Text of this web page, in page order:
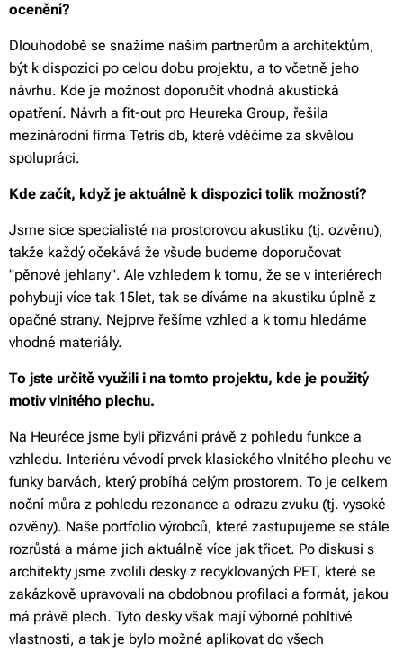
ocenění?
Dlouhodobě se snažíme našim partnerům a architektům,
být k dispozici po celou dobu projektu, a to včetně jeho
návrhu. Kde je možnost doporučit vhodná akustická
opatření. Návrh a fit-out pro Heureka Group, řešila
mezinárodní firma Tetris db, které vděčíme za skvělou
spolupráci.
Kde začít, když je aktuálně k dispozici tolik možností?
Jsme sice specialisté na prostorovou akustiku (tj. ozvěnu),
takže každý očekává že všude budeme doporučovat
"pěnové jehlany". Ale vzhledem k tomu, že se v interiérech
pohybuji více tak 15let, tak se díváme na akustiku úplně z
opačné strany. Nejprve řešíme vzhled a k tomu hledáme
vhodné materiály.
To jste určitě využili i na tomto projektu, kde je použitý
motiv vlnitého plechu.
Na Heuréce jsme byli přizváni právě z pohledu funkce a
vzhledu. Interiéru vévodí prvek klasického vlnitého plechu ve
funky barvách, který probíhá celým prostorem. To je celkem
noční můra z pohledu rezonance a odrazu zvuku (tj. vysoké
ozvěny). Naše portfolio výrobců, které zastupujeme se stále
rozrůstá a máme jich aktuálně více jak třicet. Po diskusi s
architekty jsme zvolili desky z recyklovaných PET, které se
zakázkově upravovali na obdobnou profilaci a formát, jakou
má právě plech. Tyto desky však mají výborné pohltivé
vlastnosti, a tak je bylo možné aplikovat do všech